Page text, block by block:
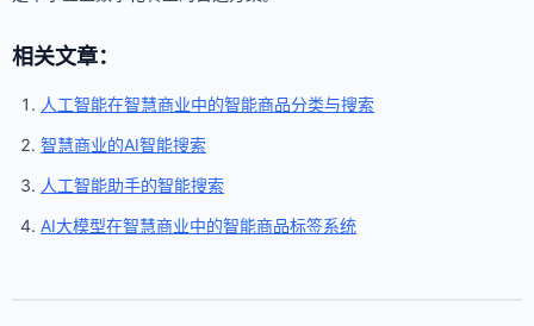
相关文章：
人工智能在智慧商业中的智能商品分类与搜索
智慧商业的AI智能搜索
人工智能助手的智能搜索
AI大模型在智慧商业中的智能商品标签系统